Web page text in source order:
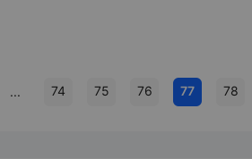
... 74 75 76 77 78